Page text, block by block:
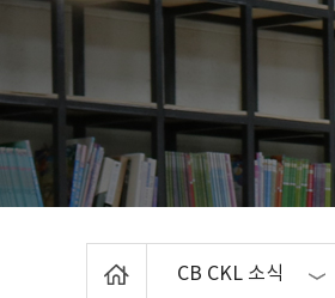
CB CKL 소식